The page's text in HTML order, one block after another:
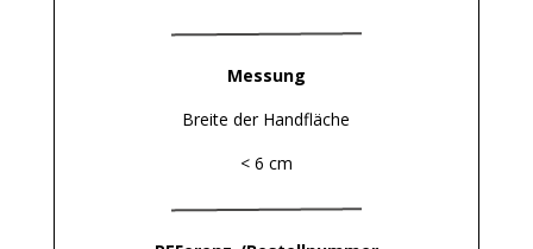
Messung
Breite der Handfläche
< 6 cm